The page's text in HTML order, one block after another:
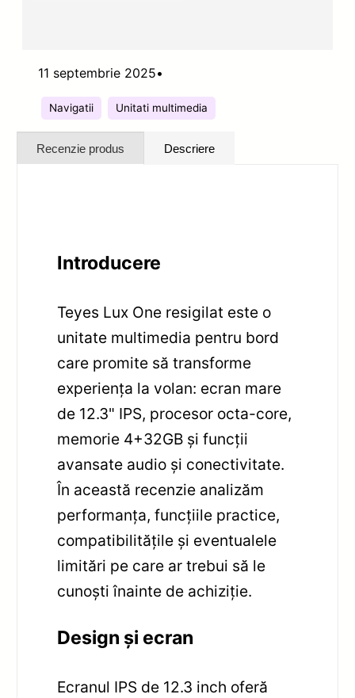
11 septembrie 2025•
Navigatii Unitati multimedia
Recenzie produs Descriere
Introducere
Teyes Lux One resigilat este o
unitate multimedia pentru bord
care promite să transforme
experiența la volan: ecran mare
de 12.3" IPS, procesor octa-core,
memorie 4+32GB și funcții
avansate audio și conectivitate.
În această recenzie analizăm
performanța, funcțiile practice,
compatibilitățile și eventualele
limitări pe care ar trebui să le
cunoști înainte de achiziție.
Design și ecran
Ecranul IPS de 12.3 inch oferă